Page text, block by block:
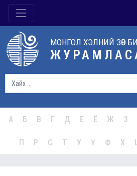
МОНГОЛ ХЭЛНИЙ ЗӨВ
А Б В Г Д Е Ё Ж З
П Р С Т У Ү Ф Х